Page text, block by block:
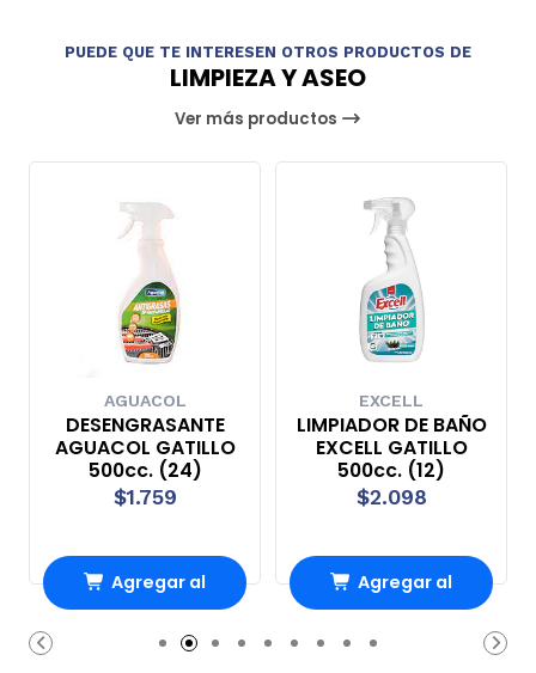
PUEDE QUE TE INTERESEN OTROS PRODUCTOS DE
LIMPIEZA Y ASEO
Ver más productos
AGUACOL
DESENGRASANTE
AGUACOL GATILLO
500cc. (24)
$1.759
Agregar al
Carro
EXCELL
LIMPIADOR DE BAÑO
EXCELL GATILLO
500cc. (12)
$2.098
Agregar al
Carro